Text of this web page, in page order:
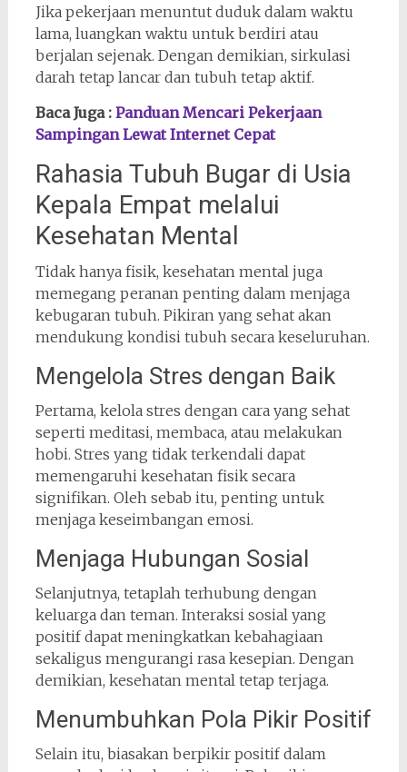
Jika pekerjaan menuntut duduk dalam waktu
lama, luangkan waktu untuk berdiri atau
berjalan sejenak. Dengan demikian, sirkulasi
darah tetap lancar dan tubuh tetap aktif.
Baca Juga : Panduan Mencari Pekerjaan
Sampingan Lewat Internet Cepat
Rahasia Tubuh Bugar di Usia
Kepala Empat melalui
Kesehatan Mental
Tidak hanya fisik, kesehatan mental juga
memegang peranan penting dalam menjaga
kebugaran tubuh. Pikiran yang sehat akan
mendukung kondisi tubuh secara keseluruhan.
Mengelola Stres dengan Baik
Pertama, kelola stres dengan cara yang sehat
seperti meditasi, membaca, atau melakukan
hobi. Stres yang tidak terkendali dapat
memengaruhi kesehatan fisik secara
signifikan. Oleh sebab itu, penting untuk
menjaga keseimbangan emosi.
Menjaga Hubungan Sosial
Selanjutnya, tetaplah terhubung dengan
keluarga dan teman. Interaksi sosial yang
positif dapat meningkatkan kebahagiaan
sekaligus mengurangi rasa kesepian. Dengan
demikian, kesehatan mental tetap terjaga.
Menumbuhkan Pola Pikir Positif
Selain itu, biasakan berpikir positif dalam